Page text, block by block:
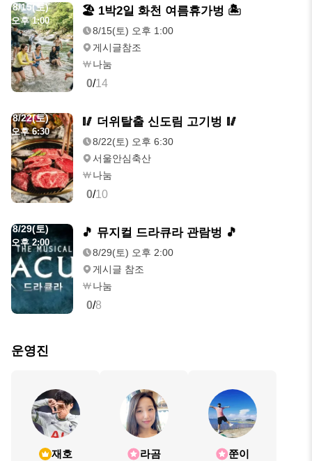
8/15(토)
오후 1:00
🏖 1박2일 화천 여름휴가벙 🏝
8/15(토) 오후 1:00
게시글참조
나눔
0/14
8/22(토)
오후 6:30
🥢 더위탈출 신도림 고기벙 🥢
8/22(토) 오후 6:30
서울안심축산
나눔
0/10
8/29(토)
오후 2:00
🎵 뮤지컬 드라큐라 관람벙 🎵
8/29(토) 오후 2:00
게시글 참조
나눔
0/8
운영진
재호 라곰 쭌이